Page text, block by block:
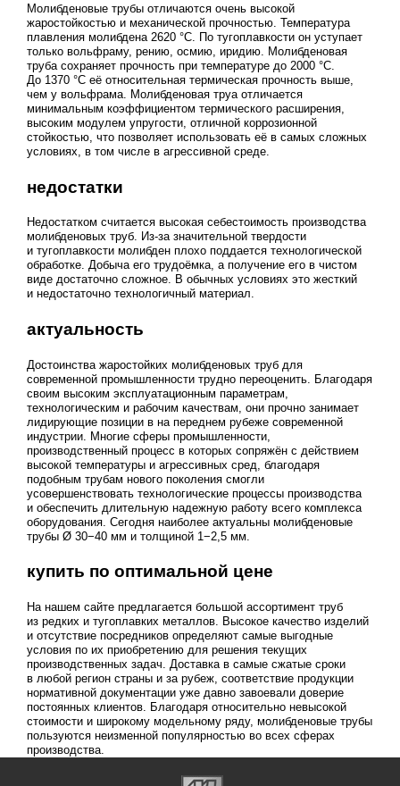
Молибденовые трубы отличаются очень высокой
жаростойкостью и механической прочностью. Температура
плавления молибдена 2620 °C. По тугоплавкости он уступает
только вольфраму, рению, осмию, иридию. Молибденовая
труба сохраняет прочность при температуре до 2000 °C.
До 1370 °C её относительная термическая прочность выше,
чем у вольфрама. Молибденовая труа отличается
минимальным коэффициентом термического расширения,
высоким модулем упругости, отличной коррозионной
стойкостью, что позволяет использовать её в самых сложных
условиях, в том числе в агрессивной среде.
недостатки
Недостатком считается высокая себестоимость производства
молибденовых труб. Из-за значительной твердости
и тугоплавкости молибден плохо поддается технологической
обработке. Добыча его трудоёмка, а получение его в чистом
виде достаточно сложное. В обычных условиях это жесткий
и недостаточно технологичный материал.
актуальность
Достоинства жаростойких молибденовых труб для
современной промышленности трудно переоценить. Благодаря
своим высоким эксплуатационным параметрам,
технологическим и рабочим качествам, они прочно занимает
лидирующие позиции в на переднем рубеже современной
индустрии. Многие сферы промышленности,
производственный процесс в которых сопряжён с действием
высокой температуры и агрессивных сред, благодаря
подобным трубам нового поколения смогли
усовершенствовать технологические процессы производства
и обеспечить длительную надежную работу всего комплекса
оборудования. Сегодня наиболее актуальны молибденовые
трубы Ø 30−40 мм и толщиной 1−2,5 мм.
купить по оптимальной цене
На нашем сайте предлагается большой ассортимент труб
из редких и тугоплавких металлов. Высокое качество изделий
и отсутствие посредников определяют самые выгодные
условия по их приобретению для решения текущих
производственных задач. Доставка в самые сжатые сроки
в любой регион страны и за рубеж, соответствие продукции
нормативной документации уже давно завоевали доверие
постоянных клиентов. Благодаря относительно невысокой
стоимости и широкому модельному ряду, молибденовые трубы
пользуются неизменной популярностью во всех сферах
производства.